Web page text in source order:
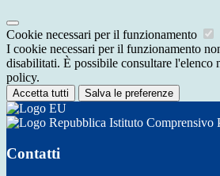
Cookie necessari per il funzionamento
I cookie necessari per il funzionamento
disabilitati. È possibile consultare l'elenco
policy.
Accetta tutti Salva le preferenze
Istituto Comprensivo
Contatti